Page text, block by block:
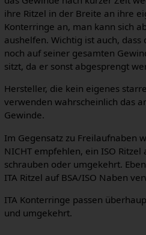
ihre Ritzel in der Breite an ihre
Konterringe an, man kann sich
aushelfen. Wichtig ist auch,
noch auf seiner gesamten
sitzt, da er sonst abgesprengt
Hersteller, die kein eigenes
verwenden wahrscheinlich das
Gewinde.
Im Gegensatz zu Freilaufnaben
NICHT empfehlen, ein ISO Ritzel
schrauben oder umgekehrt.
ITA Ritzel auf BSA/ISO Naben
ITA Konterringe passen
und umgekehrt.